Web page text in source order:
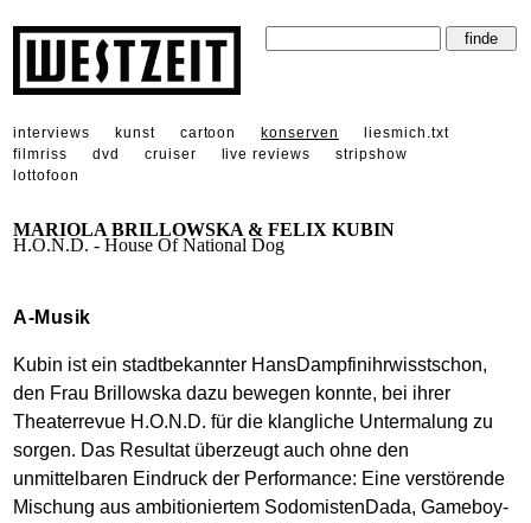
interviews kunst cartoon konserven
liesmich.txt
filmriss
dvd cruiser live reviews
stripshow
lottofoon
MARIOLA BRILLOWSKA & FELIX KUBIN
H.O.N.D. - House Of National Dog
A-Musik
Kubin ist ein stadtbekannter HansDampfinihrwisstschon,
den Frau Brillowska dazu bewegen konnte, bei ihrer
Theaterrevue H.O.N.D. für die klangliche Untermalung zu
sorgen. Das Resultat überzeugt auch ohne den
unmittelbaren Eindruck der Performance: Eine verstörende
Mischung aus ambitioniertem SodomistenDada, Gameboy-